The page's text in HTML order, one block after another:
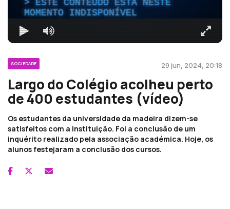
ESTE CONTEÚDO ESTÁ NESTE
MOMENTO INDISPONÍVEL
SOCIEDADE 29 jun, 2024, 20:18
Largo do Colégio acolheu perto
de 400 estudantes (vídeo)
Os estudantes da universidade da madeira dizem-se
satisfeitos com a instituição. Foi a conclusão de um
inquérito realizado pela associação académica. Hoje, os
alunos festejaram a conclusão dos cursos.